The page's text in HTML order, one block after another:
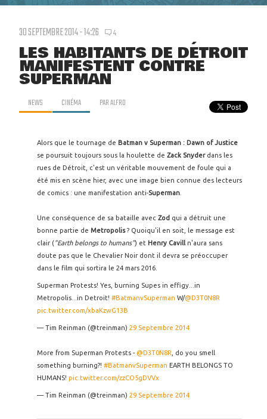
30 SEPTEMBRE 2014 - 14:26 4
LES HABITANTS DE DÉTROIT
MANIFESTENT CONTRE
SUPERMAN
NEWS CINÉMA PARALFRO
Alors que le tournage de Batman v Superman : Dawn of Justice
se poursuit toujours sous la houlette de Zack Snyderdans les
rues de Détroit, c'est un véritable mouvement de foule qui a
été mis en scène hier, avec une image bien connue des lecteurs
de comics : une manifestation anti-Superman
Une conséquence de sa bataille avec Zod qui a détruit une
bonne partie de Metropolis? Quoiqu'il en soit, le message est
clair ("Earth belongs to humans") et Henry Cavill n'aura sans
doute pas que le Chevalier Noir dont il devra se préoccuper
dans le film qui sortira le 24 mars 2016.
Superman Protests! Yes, burning Supes in effigy...in
Metropolis...in Detroit! #BatmanvSuperman W/@D3T0N8R
pic.twitter.com/xbaKzwG13B
— Tim Reinman (@treinman) 29 Septembre 2014
More from Superman Protests - @D3T0N8R , do you smell
something burning?! #BatmanvSuperman EARTH BELONGS TO
HUMANS! pic.twitter.com/zzCO5gDVVx
— Tim Reinman (@treinman) 29 Septembre 2014